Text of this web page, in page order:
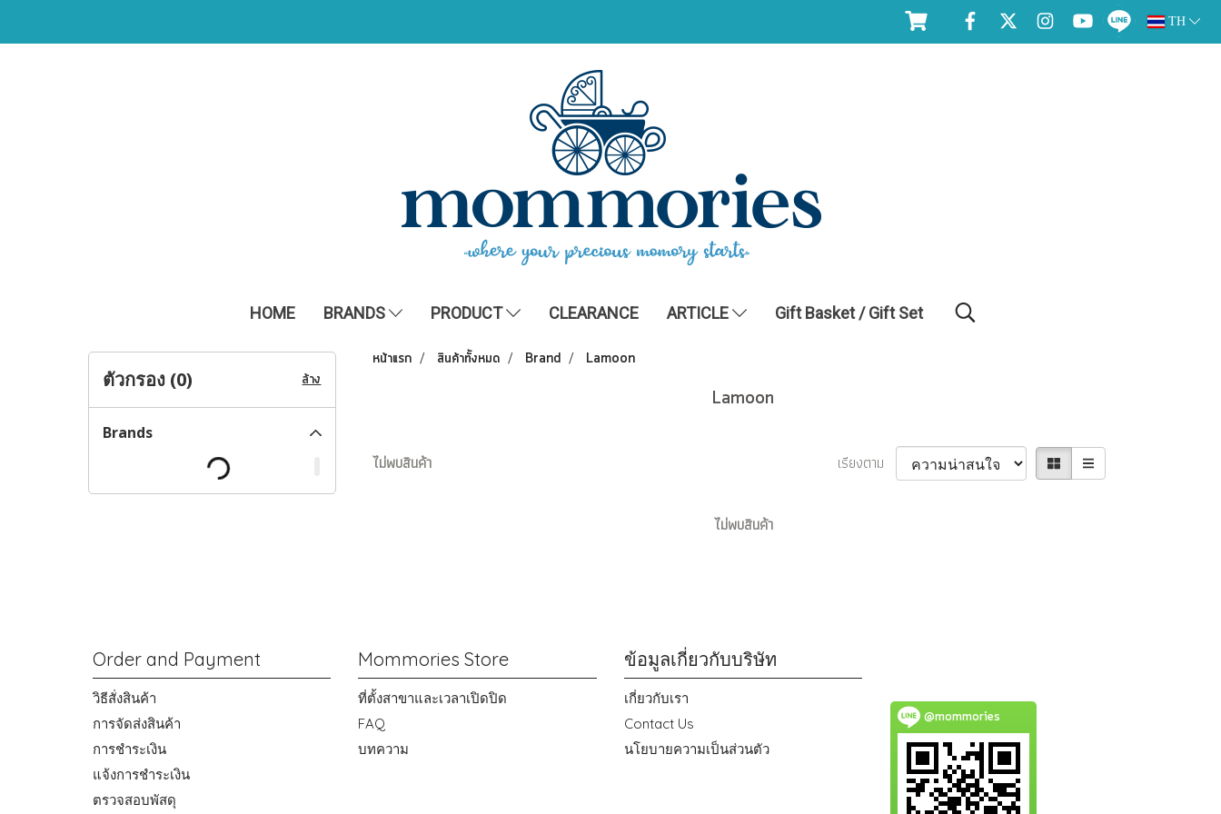
TH
HOME BRANDS PRODUCT CLEARANCE ARTICLE Gift Basket / Gift Set
หน้าแรก สินค้าทั้งหมด Brand Lamoon
Lamoon
ไม่พบสินค้า เรียงตาม
ไม่พบสินค้า
ตัวกรอง (0) ล้าง
Brands
Order and Payment
วิธีสั่งสินค้า
การจัดส่งสินค้า
การชำระเงิน
แจ้งการชำระเงิน
ตรวจสอบพัสดุ
Mommories Store
ที่ตั้งสาขาและเวลาเปิดปิด
FAQ
บทความ
ข้อมูลเกี่ยวกับบริษัท
เกี่ยวกับเรา
Contact Us
นโยบายความเป็นส่วนตัว
@mommories